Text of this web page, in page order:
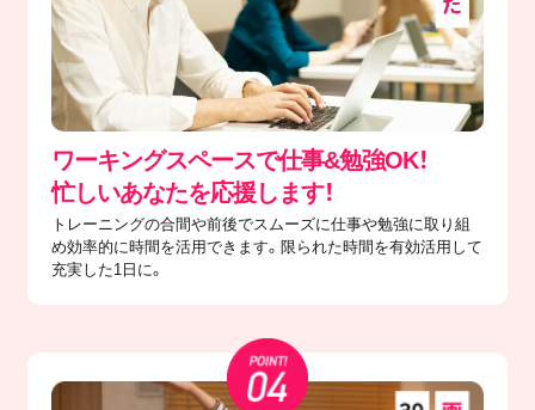
ワーキングスペースで仕事&勉強OK！
忙しいあなたを応援します！
トレーニングの合間や前後でスムーズに仕事や勉強に取り組
め効率的に時間を活用できます。限られた時間を有効活用して
充実した1日に。